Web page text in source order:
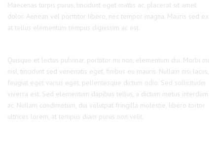
Maecenas turpis purus, tincidunt eget mattis ac, placerat sit amet
dolor. Aenean vel porttitor libero, nec tempor magna. Mauris sed ex
at tellus elementum tempus dignissim ac est.
Quisque et lectus pulvinar, porttitor mi non, elementum dui. Morbi mi
nisl, tincidunt sed venenatis eget, finibus eu mauris. Nullam nisi lacus,
feugiat eget varius eget, pellentesque dictum odio. Sed sollicitudin
viverra est. Sed elementum dapibus tellus, a dictum metus interdum
ac. Nullam condimetum, dui volutpat fringilla molestie, libero tortor
ultrices lorem, at tempus diam purus non velit.